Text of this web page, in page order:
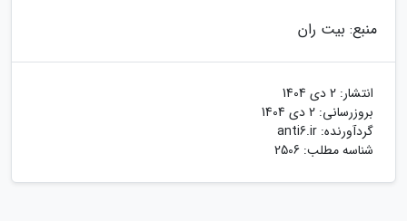
منبع: بیت ران
انتشار: 2 دی 1404
بروزرسانی: 2 دی 1404
گردآورنده: anti6.ir
شناسه مطلب: 2506